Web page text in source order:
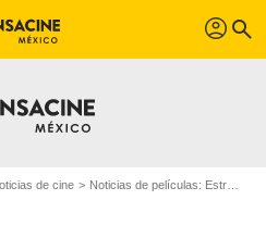
profil search
de cine Noticias de películas: Estreno de película